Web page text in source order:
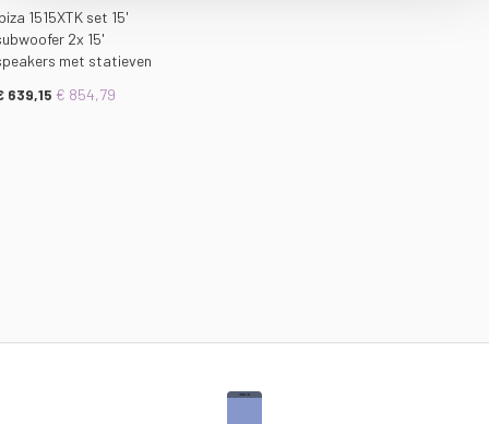
1515XTK set 15'
2x 15'
met statieven
639,15 € 854,79